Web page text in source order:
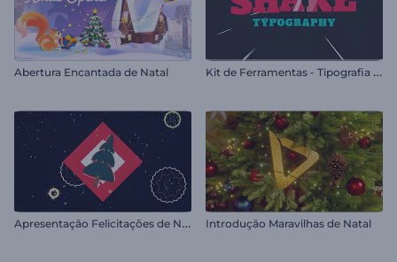
Abertura Encantada de Natal K
it de Ferramentas - Tipografia Dançante
A
presentação Felicitações de Natal Introdução Maravilhas de Natal